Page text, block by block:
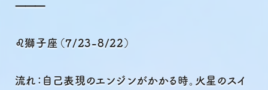
⸻
♌獅子座（7/23-8/22）
流れ：自己表現のエンジンがかかる時。火星のスイ